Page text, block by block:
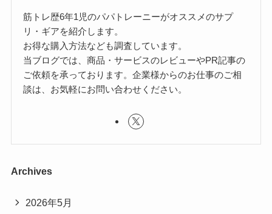
筋トレ歴6年1児のパパトレーニーがオススメのサプ
リ・ギアを紹介します。
お得な購入方法なども調査しています。
当ブログでは、商品・サービスのレビューやPR記事の
ご依頼を承っております。企業様からのお仕事のご相
談は、お気軽にお問い合わせください。
Archives
2026年5月